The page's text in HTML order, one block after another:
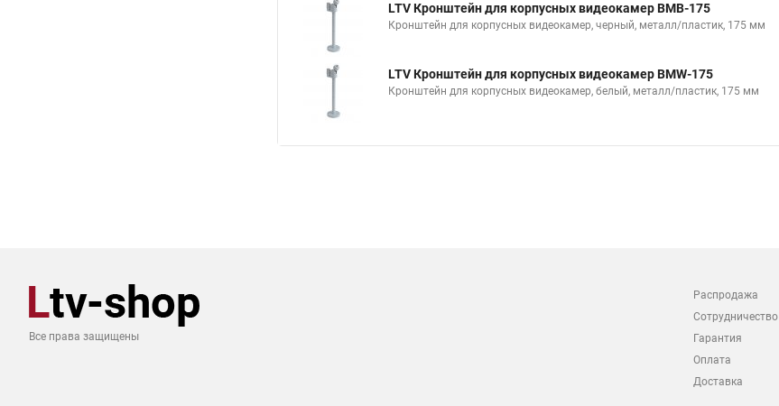
LTV Кронштейн для корпусных видеокамер BMB-175
Кронштейн для корпусных видеокамер, черный, металл/пластик, 175 мм
LTV Кронштейн для корпусных видеокамер BMW-175
Кронштейн для корпусных видеокамер, белый, металл/пластик, 175 мм
Все права защищены
Распродажа
Сотрудничество
Гарантия
Оплата
Доставка